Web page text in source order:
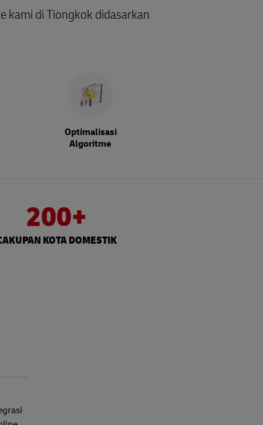
kami di Tiongkok didasarkan
Optimalisasi
Algoritme
200+
KOTA DOMESTIK